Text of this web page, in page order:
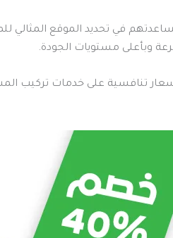
في تحديد الموقع المثالي
وبأعلى مستويات الجودة.
تنافسية على خدمات تركيب